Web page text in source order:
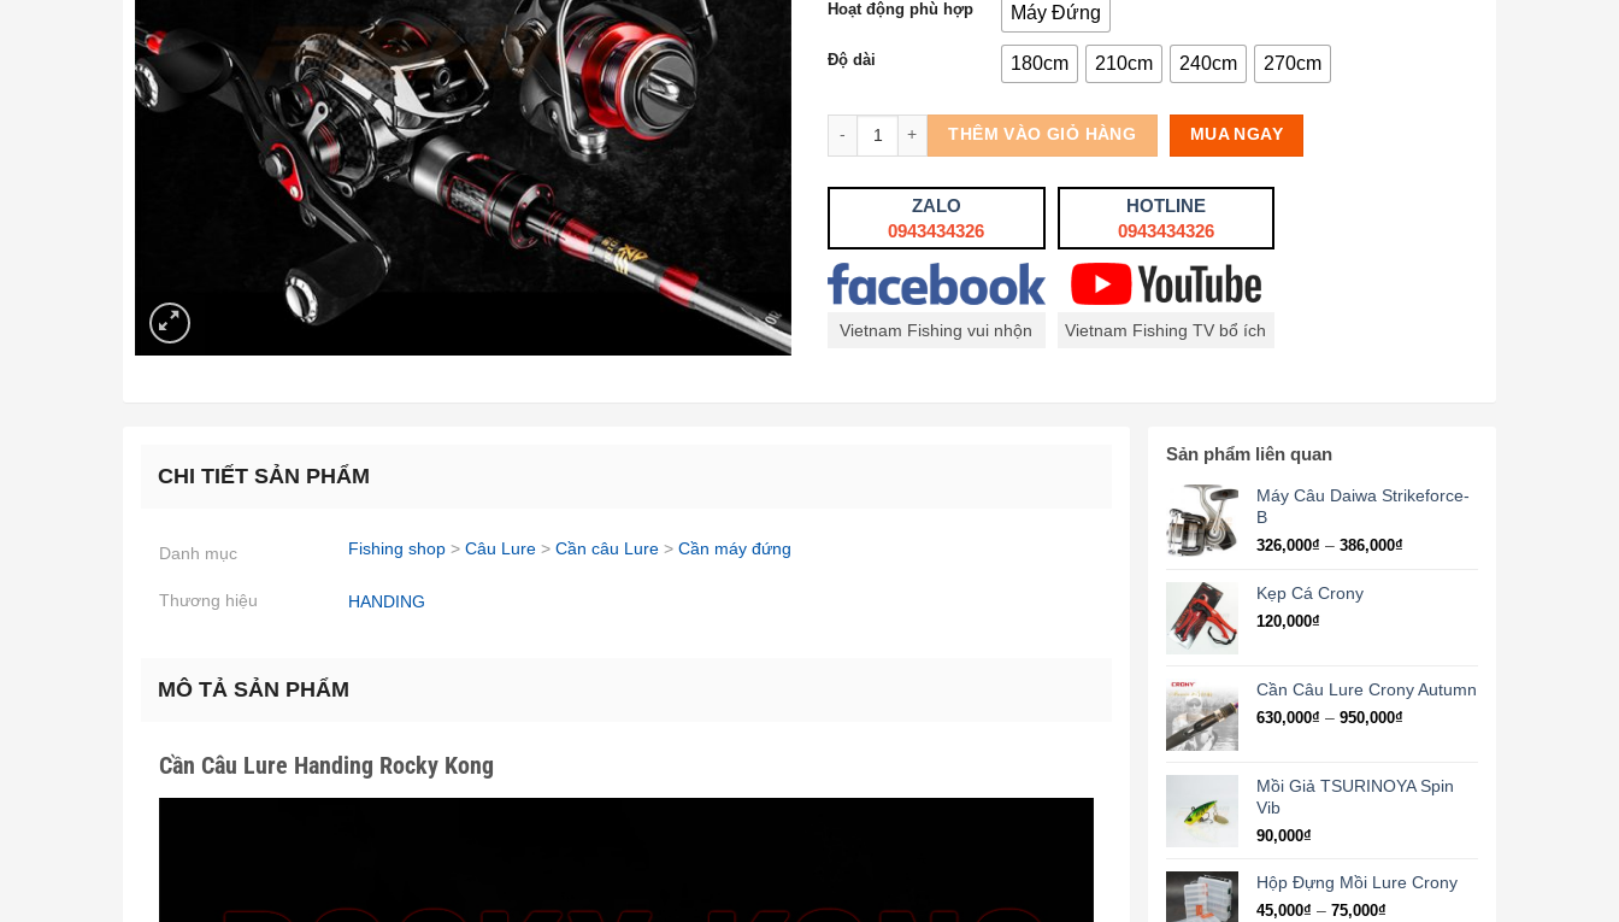
Hoạt động phù hợp Máy Đứng
Độ dài 180cm 210cm 240cm 270cm
Số lượng
THÊM VÀO GIỎ HÀNG MUA NGAY
ZALO
0943434326
HOTLINE
0943434326
Vietnam Fishing vui nhộn Vietnam Fishing TV bổ ích
CHI TIẾT SẢN PHẨM
Danh mục Fishing shop > Câu Lure > Cần câu Lure > Cần máy đứng
Thương hiệu HANDING
MÔ TẢ SẢN PHẨM
Cần Câu Lure Handing Rocky Kong
Sản phẩm liên quan
Máy Câu Daiwa Strikeforce-
B
326,000₫ – 386,000₫Khoảng
Kẹp Cá Crony
120,000₫
Cần Câu Lure Crony Autumn
630,000₫ – 950,000₫Khoảng
630,000₫
Mồi Giả TSURINOYA Spin
Vib
90,000₫
Hộp Đựng Mồi Lure Crony
45,000₫ – 75,000₫Khoảng